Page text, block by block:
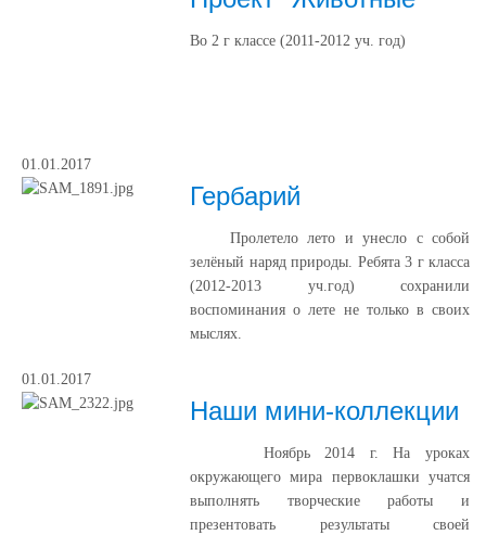
Во 2 г классе (2011-2012 уч. год)
01.01.2017
Гербарий
Пролетело лето и унесло с собой
зелёный наряд природы. Ребята 3 г класса
(2012-2013 уч.год) сохранили
воспоминания о лете не только в своих
мыслях.
01.01.2017
Наши мини-коллекции
Ноябрь 2014 г. На уроках
окружающего мира первоклашки учатся
выполнять творческие работы и
презентовать результаты своей